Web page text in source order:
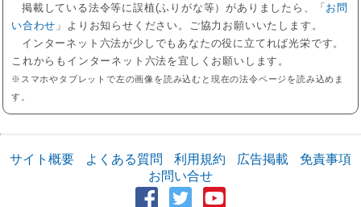
掲載している法令等に誤植(ふりがな等）がありましたら、「 お問
い合わせ 」よりお知らせください。ご協力お願いいたします。
インターネット六法が少しでもあなたの役に立てれば光栄です。
これからもインターネット六法を宜しくお願いします。
※スマホやタブレットで左の画像を読み込むと現在の法令ページを読み込めま
す。
サイト概要 よくある質問 利用規約 広告掲載
免責事項
お問い合せ